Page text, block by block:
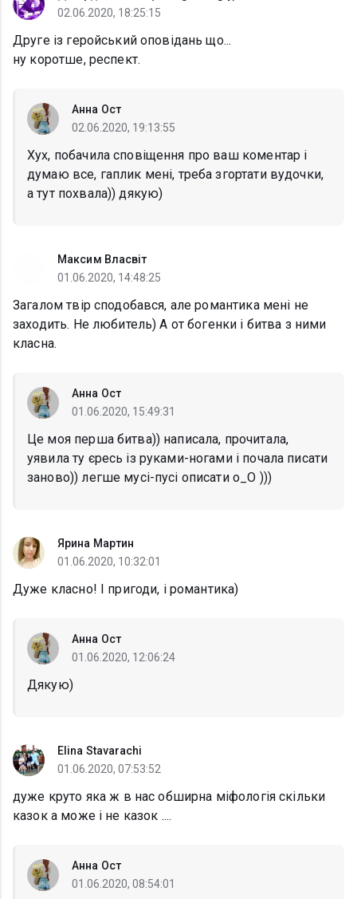
02.06.2020, 18:25:15
Друге із геройський оповідань що...
ну коротше, респект.
Анна Ост
02.06.2020, 19:13:55
Хух, побачила сповіщення про ваш коментар і
думаю все, гаплик мені, треба згортати вудочки,
а тут похвала)) дякую)
Максим Власвіт
01.06.2020, 14:48:25
Загалом твір сподобався, але романтика мені не
заходить. Не любитель) А от богенки і битва з ними
класна.
Анна Ост
01.06.2020, 15:49:31
Це моя перша битва)) написала, прочитала,
уявила ту єресь із руками-ногами і почала писати
заново)) легше мусі-пусі описати о_О )))
Ярина Мартин
01.06.2020, 10:32:01
Дуже класно! І пригоди, і романтика)
Анна Ост
01.06.2020, 12:06:24
Дякую)
Elina Stavarachi
01.06.2020, 07:53:52
дуже круто яка ж в нас обширна міфологія скільки
казок а може і не казок ....
Анна Ост
01.06.2020, 08:54:01